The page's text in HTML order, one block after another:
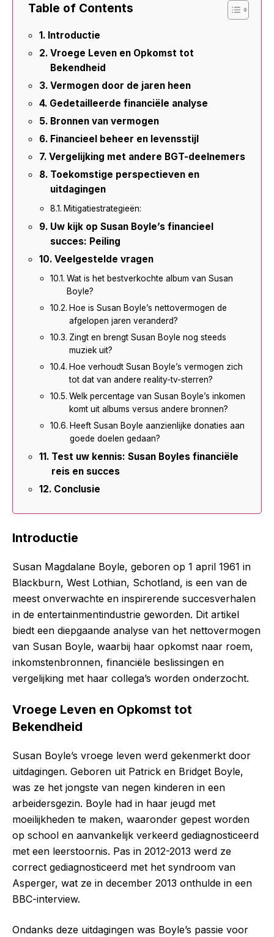
Table of Contents
Introductie
Vroege Leven en Opkomst tot
Bekendheid
Vermogen door de jaren heen
Gedetailleerde financiële analyse
Bronnen van vermogen
Financieel beheer en levensstijl
Vergelijking met andere BGT-deelnemers
Toekomstige perspectieven en
uitdagingen
Mitigatiestrategieën:
Uw kijk op Susan Boyle’s financieel
succes: Peiling
Veelgestelde vragen
Wat is het bestverkochte album van Susan
Boyle?
Hoe is Susan Boyle’s nettovermogen de
afgelopen jaren veranderd?
Zingt en brengt Susan Boyle nog steeds
muziek uit?
Hoe verhoudt Susan Boyle’s vermogen zich
tot dat van andere reality-tv-sterren?
Welk percentage van Susan Boyle’s inkomen
komt uit albums versus andere bronnen?
Heeft Susan Boyle aanzienlijke donaties aan
goede doelen gedaan?
Test uw kennis: Susan Boyles financiële
reis en succes
Conclusie
Introductie
Susan Magdalane Boyle, geboren op 1 april 1961 in
Blackburn, West Lothian, Schotland, is een van de
meest onverwachte en inspirerende succesverhalen
in de entertainmentindustrie geworden. Dit artikel
biedt een diepgaande analyse van het nettovermogen
van Susan Boyle, waarbij haar opkomst naar roem,
inkomstenbronnen, financiële beslissingen en
vergelijking met haar collega’s worden onderzocht.
Vroege Leven en Opkomst tot
Bekendheid
Susan Boyle’s vroege leven werd gekenmerkt door
uitdagingen. Geboren uit Patrick en Bridget Boyle,
was ze het jongste van negen kinderen in een
arbeidersgezin. Boyle had in haar jeugd met
moeilijkheden te maken, waaronder gepest worden
op school en aanvankelijk verkeerd gediagnosticeerd
met een leerstoornis. Pas in 2012-2013 werd ze
correct gediagnosticeerd met het syndroom van
Asperger, wat ze in december 2013 onthulde in een
BBC-interview.
Ondanks deze uitdagingen was Boyle’s passie voor